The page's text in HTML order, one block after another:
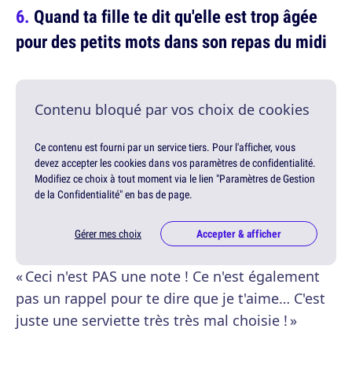
Quand ta fille te dit qu'elle est trop âgée
pour des petits mots dans son repas du midi
Contenu bloqué par vos choix de cookies
Ce contenu est fourni par un service tiers. Pour l'afficher, vous
devez accepter les cookies dans vos paramètres de confidentialité.
Modifiez ce choix à tout moment via le lien "Paramètres de Gestion
de la Confidentialité" en bas de page.
Gérer mes choix Accepter & afficher
« Ceci n'est PAS une note ! Ce n'est également
pas un rappel pour te dire que je t'aime… C'est
juste une serviette très très mal choisie ! »